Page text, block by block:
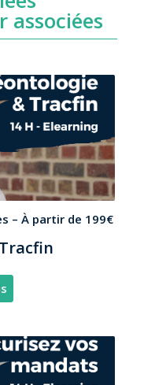
associées
–À partir de 199€